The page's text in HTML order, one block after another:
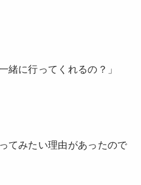
緒に行ってくれるの？」
てみたい理由があったので